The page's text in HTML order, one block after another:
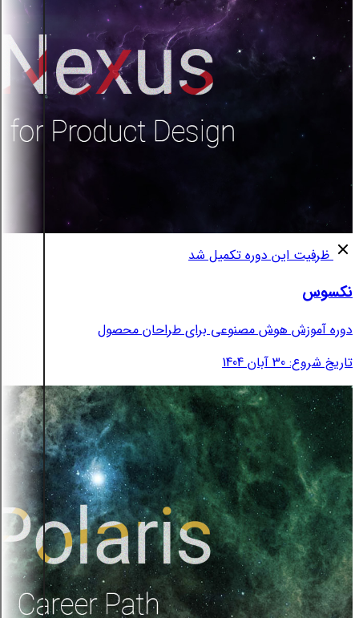
ظرفیت این دوره تکمیل شد
نکسوس
دوره آموزش هوش مصنوعی برای طراحان محصول
تاریخ شروع: 30 آبان 1404